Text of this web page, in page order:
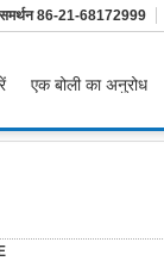
86-21-68172999
एक बोली का अनुरोध